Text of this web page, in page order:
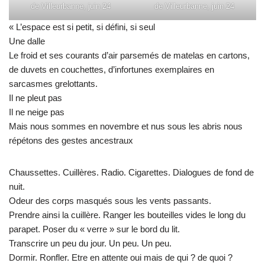
de Villeurbanne, juin 24
de Villeurbanne, juin 24
« L’espace est si petit, si défini, si seul
Une dalle
Le froid et ses courants d’air parsemés de matelas en cartons,
de duvets en couchettes, d’infortunes exemplaires en
sarcasmes grelottants.
Il ne pleut pas
Il ne neige pas
Mais nous sommes en novembre et nus sous les abris nous
répétons des gestes ancestraux
Chaussettes. Cuillères. Radio. Cigarettes. Dialogues de fond de
nuit.
Odeur des corps masqués sous les vents passants.
Prendre ainsi la cuillère. Ranger les bouteilles vides le long du
parapet. Poser du « verre » sur le bord du lit.
Transcrire un peu du jour. Un peu. Un peu.
Dormir. Ronfler. Etre en attente oui mais de qui ? de quoi ?